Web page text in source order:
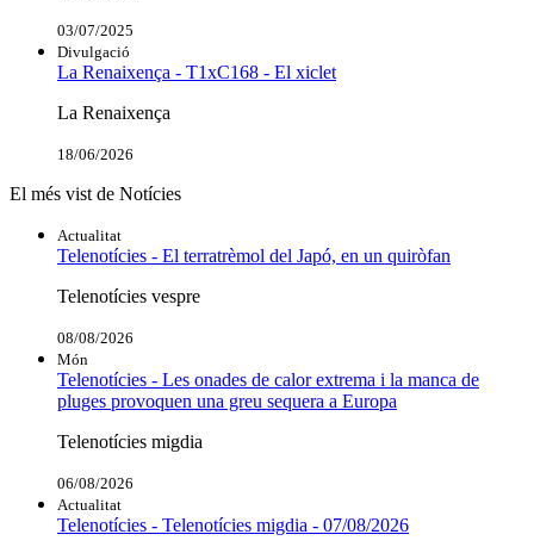
03/07/2025
Divulgació
La Renaixença - T1xC168 - El xiclet
La Renaixença
18/06/2026
El més vist de Notícies
Actualitat
Telenotícies - El terratrèmol del Japó, en un quiròfan
Telenotícies vespre
08/08/2026
Món
Telenotícies - Les onades de calor extrema i la manca de
pluges provoquen una greu sequera a Europa
Telenotícies migdia
06/08/2026
Actualitat
Telenotícies - Telenotícies migdia - 07/08/2026